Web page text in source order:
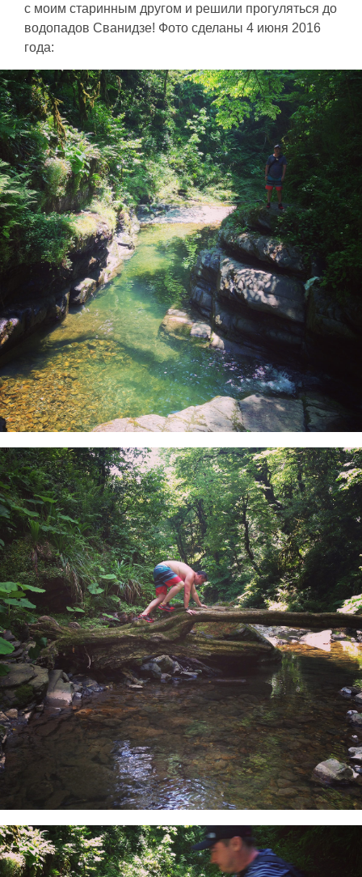
с моим старинным другом и решили прогуляться до
водопадов Сванидзе! Фото сделаны 4 июня 2016
года: